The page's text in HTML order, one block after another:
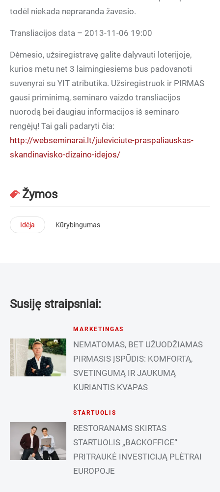
todėl niekada nepraranda žavesio.
Transliacijos data – 2013-11-06 19:00
Dėmesio, užsiregistravę galite dalyvauti loterijoje,
kurios metu net 3 laimingiesiems bus padovanoti
suvenyrai su YIT atributika. Užsiregistruok ir PIRMAS
gausi priminimą, seminaro vaizdo transliacijos
nuorodą bei daugiau informacijos iš seminaro
rengėjų! Tai gali padaryti čia:
http://webseminarai.lt/juleviciute-praspaliauskas-
skandinavisko-dizaino-idejos/
Žymos
Idėja Kūrybingumas
Susiję straipsniai:
MARKETINGAS
NEMATOMAS, BET UŽUODŽIAMAS
PIRMASIS ĮSPŪDIS: KOMFORTĄ,
SVETINGUMĄ IR JAUKUMĄ
KURIANTIS KVAPAS
STARTUOLIS
RESTORANAMS SKIRTAS
STARTUOLIS „BACKOFFICE“
PRITRAUKĖ INVESTICIJĄ PLĖTRAI
EUROPOJE